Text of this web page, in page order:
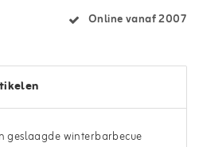
Online vanaf 2007
geslaagde winterbarbecue